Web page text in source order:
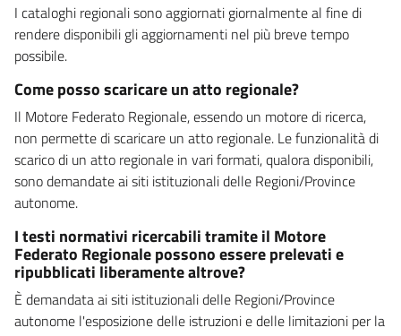
I cataloghi regionali sono aggiornati giornalmente al fine di
rendere disponibili gli aggiornamenti nel più breve tempo
possibile.
Come posso scaricare un atto regionale?
Il Motore Federato Regionale, essendo un motore di ricerca,
non permette di scaricare un atto regionale. Le funzionalità di
scarico di un atto regionale in vari formati, qualora disponibili,
sono demandate ai siti istituzionali delle Regioni/Province
autonome.
I testi normativi ricercabili tramite il Motore
Federato Regionale possono essere prelevati e
ripubblicati liberamente altrove?
È demandata ai siti istituzionali delle Regioni/Province
autonome l'esposizione delle istruzioni e delle limitazioni per la